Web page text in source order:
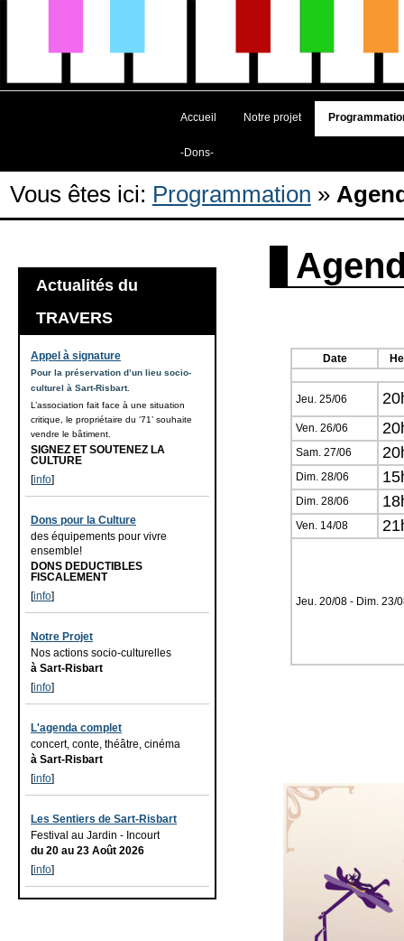
Accueil Notre projet
-Dons-
Vous êtes ici: Programmation »
Actualités du
TRAVERS
Appel à signature
Pour la préservation d’un lieu socio-
culturel à Sart-Risbart.
L’association fait face à une situation
critique, le propriétaire du ‘71’ souhaite
vendre le bâtiment.
SIGNEZ ET SOUTENEZ LA
CULTURE
[info]
Dons pour la Culture
des équipements pour vivre
ensemble!
DONS DEDUCTIBLES
FISCALEMENT
[info]
Notre Projet
Nos actions socio-culturelles
à Sart-Risbart
[info]
L'agenda complet
concert, conte, théâtre, cinéma
à Sart-Risbart
[info]
Les Sentiers de Sart-Risbart
Festival au Jardin - Incourt
du 20 au 23 Août 2026
[info]
Date
Jeu. 25/06
Ven. 26/06
Sam. 27/06
Dim. 28/06
Dim. 28/06
Ven. 14/08
Jeu. 20/08 - Dim. 23/